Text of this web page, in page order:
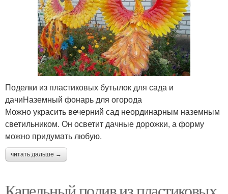
Поделки из пластиковых бутылок для сада и
дачиНаземный фонарь для огорода
Можно украсить вечерний сад неординарным наземным
светильником. Он осветит дачные дорожки, а форму
можно придумать любую.
читать дальше →